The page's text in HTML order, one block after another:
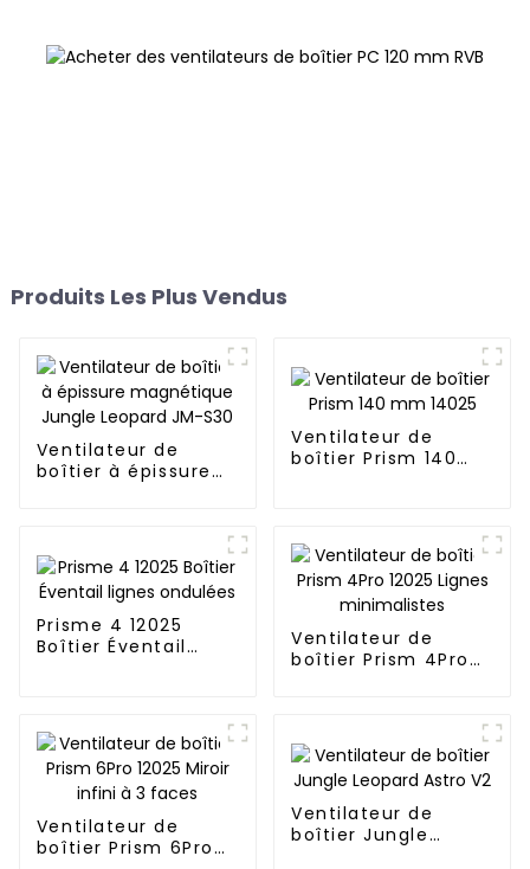
Produits Les Plus Vendus
Ventilateur de
boîtier à épissure
Ventilateur de
boîtier Prism 140
Prisme 4 12025
Boîtier Éventail
Ventilateur de
boîtier Prism 4Pro
Ventilateur de
boîtier Prism 6Pro
Ventilateur de
boîtier Jungle